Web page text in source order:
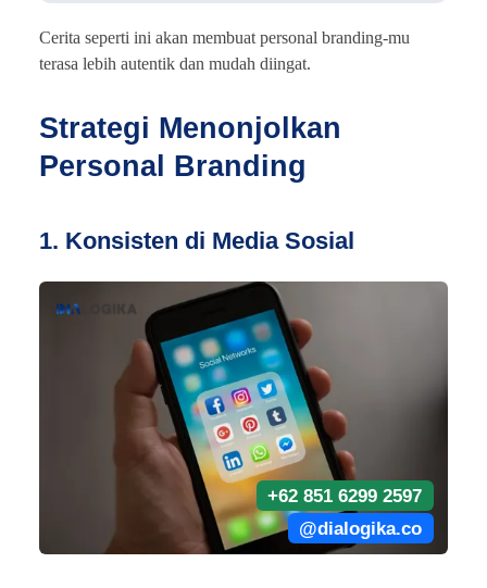
Cerita seperti ini akan membuat personal branding-mu
terasa lebih autentik dan mudah diingat.
Strategi Menonjolkan
Personal Branding
1. Konsisten di Media Sosial
+62 851 6299 2597
@dialogika.co